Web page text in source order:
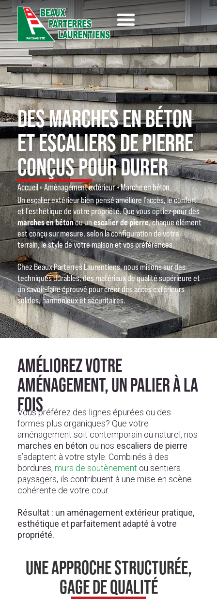
DES MARCHES EN BÉTON
ET ESCALIERS DE PIERRE
CONÇUS POUR DURER
Accueil»Aménagement extérieur»Marche en béton
Un escalier extérieur bien pensé améliore l’accès, le confort
et l’esthétique de votre propriété. Que vous optiez pour des
marches en bétonou unescalier de pierre, chaque élément
est conçu sur mesure, selon la configuration de votre
terrain, le style de votre maison et vos préférences.
Chez Beaux Parterres Laurentiens, nous misons sur des
techniques durables, des matériaux de qualité supérieure et
un savoir-faire éprouvé pour créer des accès extérieurs
solides, harmonieux et sécuritaires.
AMÉLIOREZ VOTRE
AMÉNAGEMENT, UN PALIER À LA
FOIS
Vous préférez des lignes épurées ou des
formes plus organiques? Que votre
aménagement soit contemporain ou naturel, nos
marches en béton ou nos escaliers de pierre
s’adaptent à votre style. Combinés à des
bordures, murs de soutènement ou sentiers
paysagers, ils contribuent à une mise en scène
cohérente de votre cour.
Résultat : un aménagement extérieur pratique,
esthétique et parfaitement adapté à votre
propriété.
UNE APPROCHE STRUCTURÉE,
GAGE DE QUALITÉ